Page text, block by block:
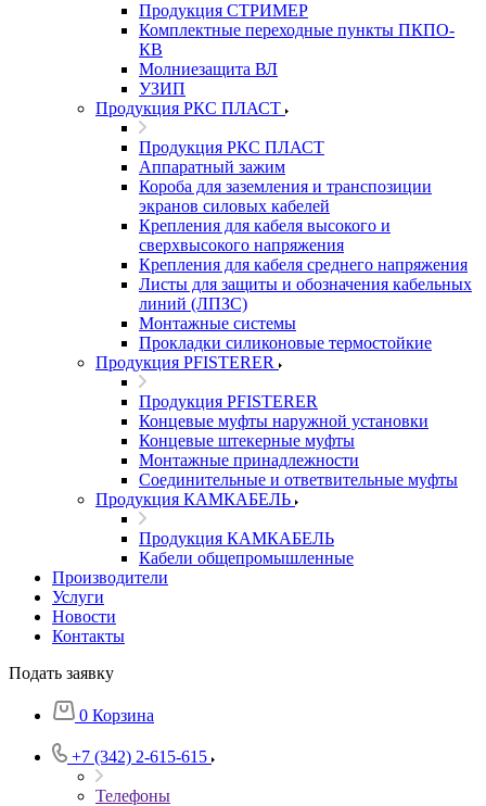
Продукция СТРИМЕР
Комплектные переходные пункты ПКПО-
КВ
Молниезащита ВЛ
УЗИП
Продукция РКС ПЛАСТ
Продукция РКС ПЛАСТ
Аппаратный зажим
Короба для заземления и транспозиции
экранов силовых кабелей
Крепления для кабеля высокого и
сверхвысокого напряжения
Крепления для кабеля среднего напряжения
Листы для защиты и обозначения кабельных
линий (ЛПЗС)
Монтажные системы
Прокладки силиконовые термостойкие
Продукция PFISTERER
Продукция PFISTERER
Концевые муфты наружной установки
Концевые штекерные муфты
Монтажные принадлежности
Соединительные и ответвительные муфты
Продукция КАМКАБЕЛЬ
Продукция КАМКАБЕЛЬ
Кабели общепромышленные
Производители
Услуги
Новости
Контакты
Подать заявку
0 Корзина
+7 (342) 2-615-615
Телефоны